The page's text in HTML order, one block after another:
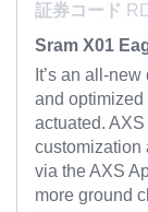
証券コード
Sram X01
It’s an all-
and optimized
actuated.
customization
via the AXS
more ground